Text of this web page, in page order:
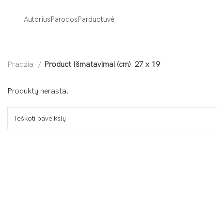
AutoriusParodosParduotuvė
Pradžia Product Išmatavimai (cm) 27 x 19
Produktų nerasta.